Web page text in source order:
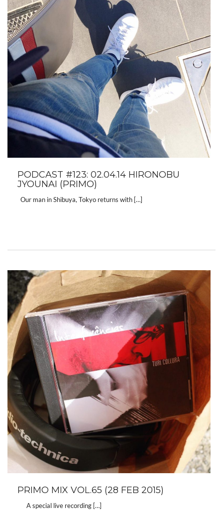
PODCAST #123: 02.04.14 HIRONOBU
JYOUNAI (PRIMO)
Our man in Shibuya, Tokyo returns with […]
PRIMO MIX VOL.65 (28 FEB 2015)
A special live recording […]